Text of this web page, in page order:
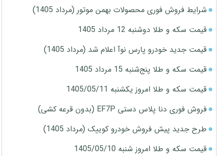
شرایط فروش فوری محصولات بهمن موتور (مرداد 1405)
قیمت سکه و طلا دوشنبه 12 مرداد 1405
قیمت جدید خودرو پارس نوآ اعلام شد (مرداد 1405)
قیمت سکه و طلا پنج‌شنبه 15 مرداد 1405
قیمت سکه و طلا امروز یکشنبه 1405/05/11
فروش فوری دنا پلاس دستی EF7P (بدون قرعه کشی)
طرح جدید پیش فروش خودرو کوییک (مرداد 1405)
قیمت سکه و طلا امروز شنبه 1405/05/10